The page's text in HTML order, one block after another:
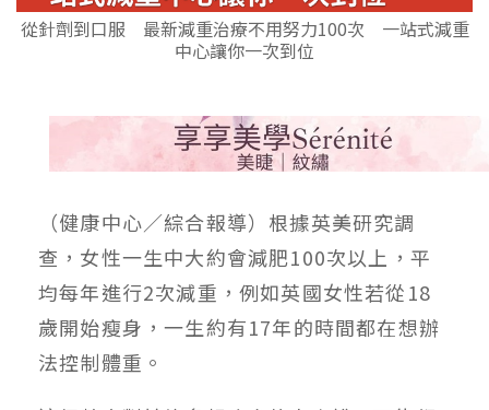
從針劑到口服 最新減重治療不用努力100次 一站式減重
中心讓你一次到位
（健康中心／綜合報導）根據英美研究調
查，女性一生中大約會減肥100次以上，平
均每年進行2次減重，例如英國女性若從18
歲開始瘦身，一生約有17年的時間都在想辦
法控制體重。